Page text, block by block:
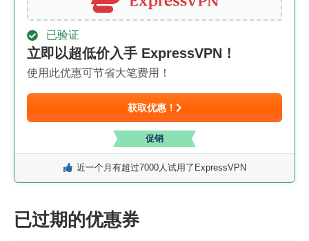
已验证
立即以超低价入手 ExpressVPN！
使用此优惠可节省大笔费用！
获取优惠！
促销
近一个月有超过7000人试用了ExpressVPN
已过期的优惠券